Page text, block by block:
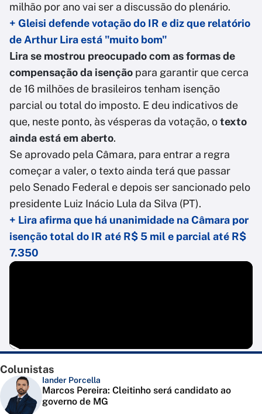
milhão por ano vai ser a discussão do plenário.
+ Gleisi defende votação do IR e diz que relatório
de Arthur Lira está "muito bom"
Lira se mostrou preocupado com as formas de
compensação da isenção para garantir que cerca
de 16 milhões de brasileiros tenham isenção
parcial ou total do imposto. E deu indicativos de
que, neste ponto, às vésperas da votação, otexto
ainda está em aberto.
Se aprovado pela Câmara, para entrar a regra
começar a valer, o texto ainda terá que passar
pelo Senado Federal e depois ser sancionado pelo
presidente Luiz Inácio Lula da Silva (PT).
+ Lira afirma que há unanimidade na Câmara por
isenção total do IR até R$ 5 mil e parcial até R$
7.350
Colunistas
Iander Porcella
Marcos Pereira: Cleitinho será candidato ao
governo de MG